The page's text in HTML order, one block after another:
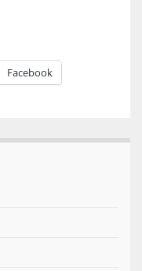
Facebook